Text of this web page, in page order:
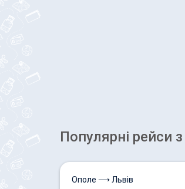
Популярні рейcи з
Ополе ⟶ Львів